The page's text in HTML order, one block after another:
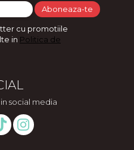
cu promotiile
in Politica de
social media